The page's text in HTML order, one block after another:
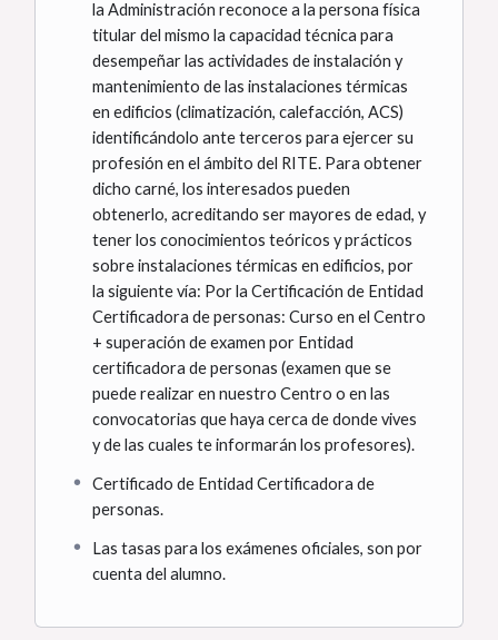
la Administración reconoce a la persona física
titular del mismo la capacidad técnica para
desempeñar las actividades de instalación y
mantenimiento de las instalaciones térmicas
en edificios (climatización, calefacción, ACS)
identificándolo ante terceros para ejercer su
profesión en el ámbito del RITE. Para obtener
dicho carné, los interesados pueden
obtenerlo, acreditando ser mayores de edad, y
tener los conocimientos teóricos y prácticos
sobre instalaciones térmicas en edificios, por
la siguiente vía: Por la Certificación de Entidad
Certificadora de personas: Curso en el Centro
+ superación de examen por Entidad
certificadora de personas (examen que se
puede realizar en nuestro Centro o en las
convocatorias que haya cerca de donde vives
y de las cuales te informarán los profesores).
Certificado de Entidad Certificadora de
personas.
Las tasas para los exámenes oficiales, son por
cuenta del alumno.